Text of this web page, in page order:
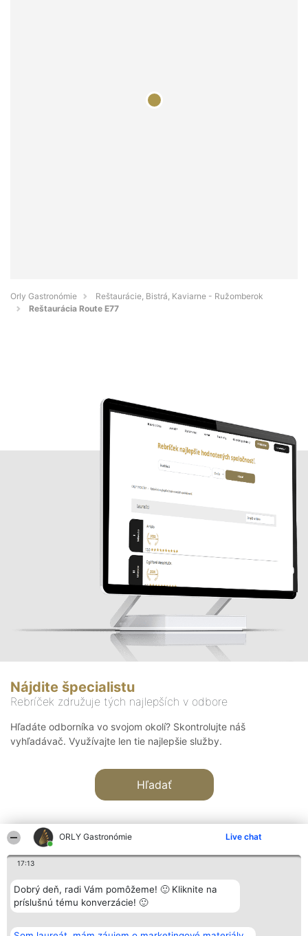
ORLY Gastronómie Live chat
17:13
Dobrý deň, radi Vám pomôžeme! 🙂 Kliknite na
príslušnú tému konverzácie! 🙂
Orly Gastronómie
Reštaurácie, Bistrá, Kaviarne - Ružomberok
Reštaurácia Route E77
Nájdite špecialistu
Rebríček združuje tých najlepších v odbore
Hľadáte odborníka vo svojom okolí? Skontrolujte náš
vyhľadávač. Využívajte len tie najlepšie služby.
Hľadať
Organizátor hodnotenia
Bright Side Solutions sp. z o.
o. sp. k.
Wrocław 50-079
Hodnotenie
Laureáti
Lista
Laureatów
Kontakt
Kontakt